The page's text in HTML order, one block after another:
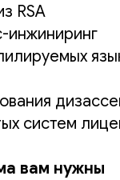
RSA
инжиниринг
систем
вам нужны